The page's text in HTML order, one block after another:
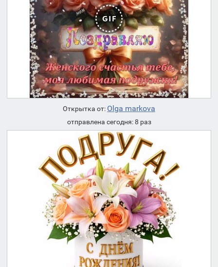
Открытка от: Olga markova
отправлена сегодня: 8 раз